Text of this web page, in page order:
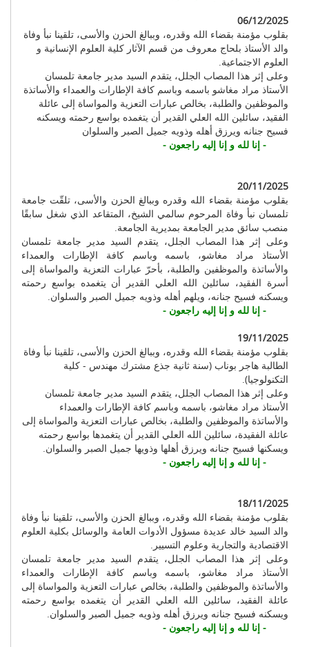
06/12/2025
بقلوب مؤمنة بقضاء الله وقدره، وببالغ الحزن والأسى، تلقينا نبأ وفاة
والد الأستاذ بلحاج معروف من قسم الآثار كلية العلوم الإنسانية و
العلوم الاجتماعية.
وعلى إثر هذا المصاب الجلل، يتقدم السيد مدير جامعة تلمسان
الأستاذ مراد مغاشو باسمه وباسم كافة الإطارات والعمداء والأساتذة
والموظفين والطلبة، بخالص عبارات التعزية والمواساة إلى عائلة
الفقيد، سائلين الله العلي القدير أن يتغمده بواسع رحمته ويسكنه
فسيح جنانه ويرزق أهله وذويه جميل الصبر والسلوان
- إنا لله و إنا إليه راجعون -
20/11/2025
بقلوب مؤمنة بقضاء الله وقدره وببالغ الحزن والأسى، تلقّت جامعة
تلمسان نبأ وفاة المرحوم سالمي الشيخ، المتقاعد الذي شغل سابقًا
منصب سائق مدير الجامعة بمديرية الجامعة.
وعلى إثر هذا المصاب الجلل، يتقدم السيد مدير جامعة تلمسان
الأستاذ مراد مغاشو، باسمه وباسم كافة الإطارات والعمداء
والأساتذة والموظفين والطلبة، بأحرّ عبارات التعزية والمواساة إلى
أسرة الفقيد، سائلين الله العلي القدير أن يتغمده بواسع رحمته
ويسكنه فسيح جنانه، ويلهم أهله وذويه جميل الصبر والسلوان.
- إنا لله و إنا إليه راجعون -
19/11/2025
بقلوب مؤمنة بقضاء الله وقدره، وببالغ الحزن والأسى، تلقينا نبأ وفاة
الطالبة هاجر بوناب (سنة ثانية جذع مشترك مهندس - كلية
التكنولوجيا).
وعلى إثر هذا المصاب الجلل، يتقدم السيد مدير جامعة تلمسان
الأستاذ مراد مغاشو، باسمه وباسم كافة الإطارات والعمداء
والأساتذة والموظفين والطلبة، بخالص عبارات التعزية والمواساة إلى
عائلة الفقيدة، سائلين الله العلي القدير أن يتغمدها بواسع رحمته
ويسكنها فسيح جنانه ويرزق أهلها وذويها جميل الصبر والسلوان.
- إنا لله و إنا إليه راجعون -
18/11/2025
بقلوب مؤمنة بقضاء الله وقدره، وببالغ الحزن والأسى، تلقينا نبأ وفاة
والد السيد خالد عديدة مسؤول الأدوات العامة والوسائل بكلية العلوم
الاقتصادية والتجارية وعلوم التسيير.
وعلى إثر هذا المصاب الجلل، يتقدم السيد مدير جامعة تلمسان
الأستاذ مراد مغاشو، باسمه وباسم كافة الإطارات والعمداء
والأساتذة والموظفين والطلبة، بخالص عبارات التعزية والمواساة إلى
عائلة الفقيد، سائلين الله العلي القدير أن يتغمده بواسع رحمته
ويسكنه فسيح جنانه ويرزق أهله وذويه جميل الصبر والسلوان.
- إنا لله و إنا إليه راجعون -